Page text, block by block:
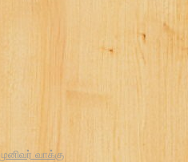
வாக்கு